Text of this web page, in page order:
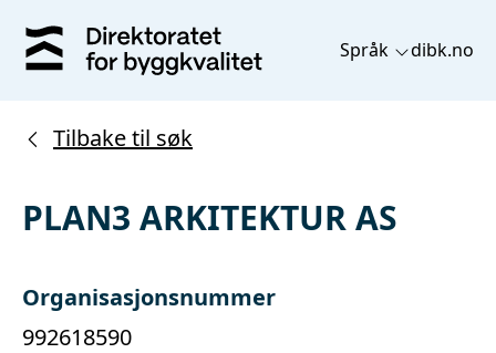
Språk dibk.no
Tilbake til søk
PLAN3 ARKITEKTUR AS
Organisasjonsnummer
992618590